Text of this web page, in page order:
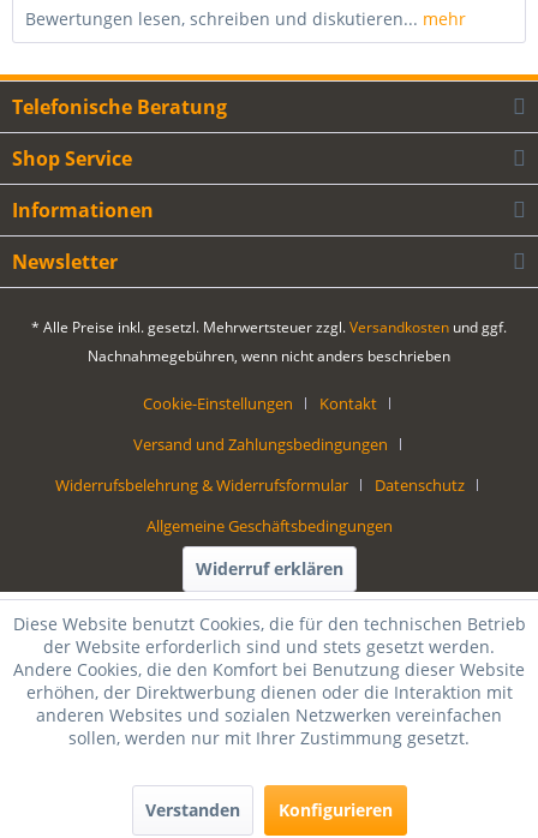
Bewertungen lesen, schreiben und diskutieren... mehr
Telefonische Beratung
Shop Service
Informationen
Newsletter
* Alle Preise inkl. gesetzl. Mehrwertsteuer zzgl.Versandkosten und ggf.
Nachnahmegebühren, wenn nicht anders beschrieben
Cookie-Einstellungen
Kontakt
Versand und Zahlungsbedingungen
Widerrufsbelehrung & Widerrufsformular
Datenschutz
Allgemeine Geschäftsbedingungen
Widerruf erklären
Diese Website benutzt Cookies, die für den technischen Betrieb
der Website erforderlich sind und stets gesetzt werden.
Andere Cookies, die den Komfort bei Benutzung dieser Website
erhöhen, der Direktwerbung dienen oder die Interaktion mit
anderen Websites und sozialen Netzwerken vereinfachen
sollen, werden nur mit Ihrer Zustimmung gesetzt.
Verstanden Konfigurieren